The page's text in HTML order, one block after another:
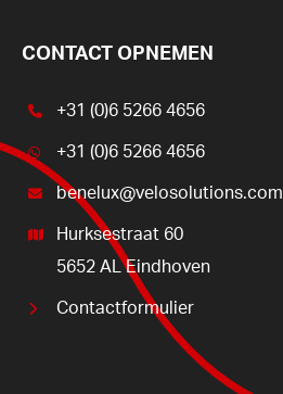
CONTACT OPNEMEN
+31 (0)6 5266 4656
+31 (0)6 5266 4656
benelux@velosolutions.com
Hurksestraat 60
5652 AL Eindhoven
Contactformulier